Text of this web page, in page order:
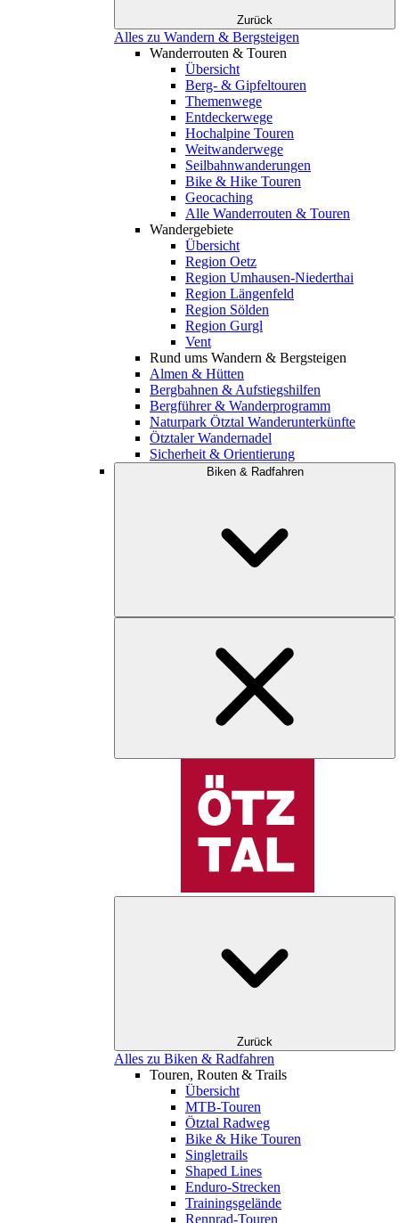
Zurück
Alles zu Wandern & Bergsteigen
Wanderrouten & Touren
Übersicht
Berg- & Gipfeltouren
Themenwege
Entdeckerwege
Hochalpine Touren
Weitwanderwege
Seilbahnwanderungen
Bike & Hike Touren
Geocaching
Alle Wanderrouten & Touren
Wandergebiete
Übersicht
Region Oetz
Region Umhausen-Niederthai
Region Längenfeld
Region Sölden
Region Gurgl
Vent
Rund ums Wandern & Bergsteigen
Almen & Hütten
Bergbahnen & Aufstiegshilfen
Bergführer & Wanderprogramm
Naturpark Ötztal Wanderunterkünfte
Ötztaler Wandernadel
Sicherheit & Orientierung
Biken & Radfahren
Zurück
Alles zu Biken & Radfahren
Touren, Routen & Trails
Übersicht
MTB-Touren
Ötztal Radweg
Bike & Hike Touren
Singletrails
Shaped Lines
Enduro-Strecken
Trainingsgelände
Rennrad-Touren